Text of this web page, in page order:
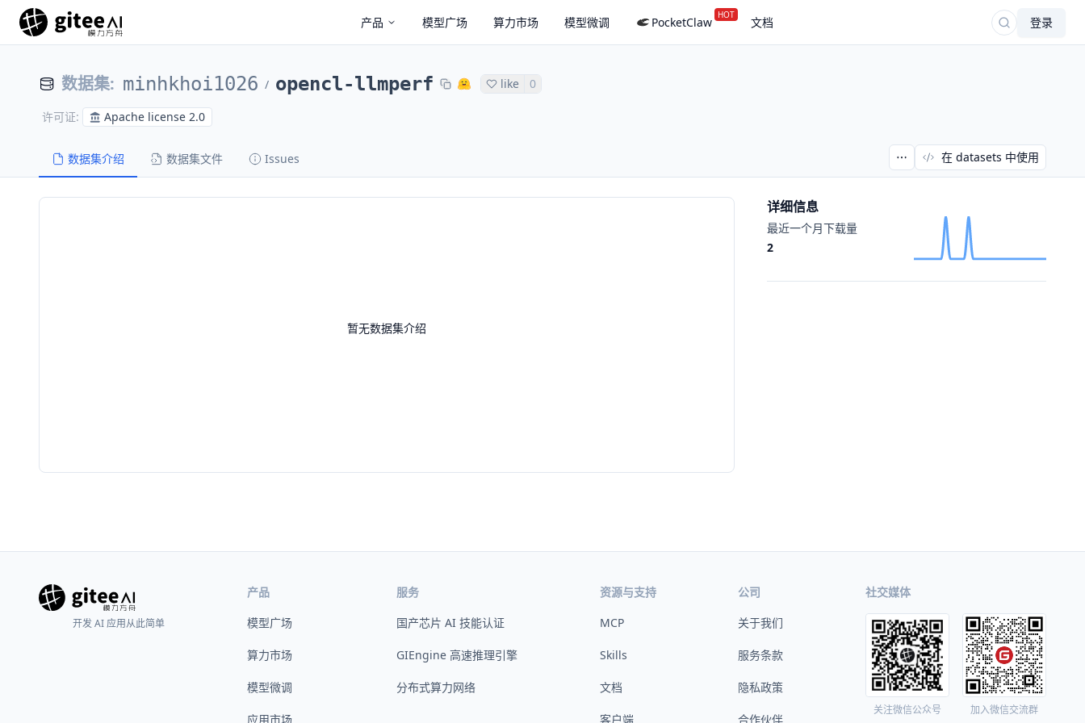
产品 模型广场 算力市场 模型微调 PocketClaw HOT 文档 登录
数据集: minhkhoi1026 / opencl-llmperf like 0
许可证: Apache license 2.0
数据集介绍 数据集文件 Issues 在 datasets 中使用
暂无数据集介绍
详细信息
最近一个月下载量
2
开发 AI 应用从此简单
产品
模型广场
算力市场
模型微调
应用市场
服务
国产芯片 AI 技能认证
GIEngine 高速推理引擎
分布式算力网络
资源与支持
MCP
Skills
文档
客户端
公司
关于我们
服务条款
隐私政策
合作伙伴
社交媒体
关注微信公众号 加入微信交流群